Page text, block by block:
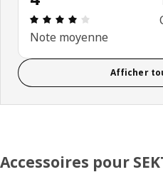
Avis: 4 sur 5
Note moyenne
Afficher
Accessoires pour